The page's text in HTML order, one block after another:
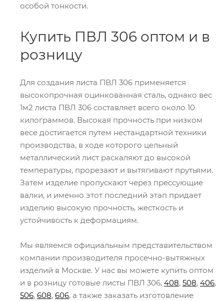
особой тонкости.
Купить ПВЛ 306 оптом и в
розницу
Для создания листа ПВЛ 306 применяется
высокопрочная оцинкованная сталь, однако вес
1м2 листа ПВЛ 306 составляет всего около 10
килограммов. Высокая прочность при низком
весе достигается путем нестандартной техники
производства, в ходе которого цельный
металлический лист раскаляют до высокой
температуры, прорезают и вытягивают прутьями.
Затем изделие пропускают через прессующие
валки, и именно этот последний этап придает
изделию высокую прочность, жесткость и
устойчивость к деформациям.
Мы являемся официальным представительством
компании производителя просечно-вытяжных
изделий в Москве. У нас вы можете купить оптом
и в розницу готовые листы ПВЛ 306, 408, 508, 406,
506, 608, 606, а также заказать изготовление